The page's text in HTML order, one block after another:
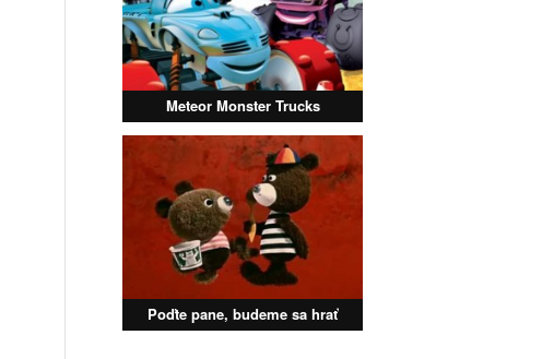
Meteor Monster Trucks
Poďte pane, budeme sa hrať